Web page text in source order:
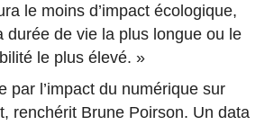
le moins d’im­pact éco­lo­gique,
durée de vie la plus longue ou le
le plus élevé. »
par l’im­pact du nu­mé­rique sur
ren­ché­rit Brune Poirson. Un data